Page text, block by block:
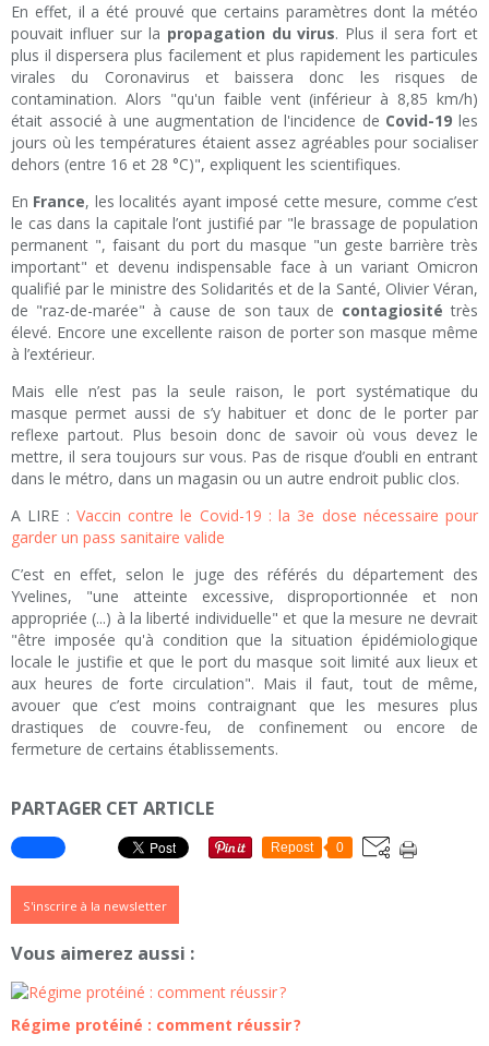
En effet, il a été prouvé que certains paramètres dont la météo
pouvait influer sur la propagation du virus. Plus il sera fort et
plus il dispersera plus facilement et plus rapidement les particules
virales du Coronavirus et baissera donc les risques de
contamination. Alors "qu'un faible vent (inférieur à 8,85 km/h)
était associé à une augmentation de l'incidence de Covid-19 les
jours où les températures étaient assez agréables pour socialiser
dehors (entre 16 et 28 °C)", expliquent les scientifiques.
En France, les localités ayant imposé cette mesure, comme c’est
le cas dans la capitale l’ont justifié par "le brassage de population
permanent ", faisant du port du masque "un geste barrière très
important" et devenu indispensable face à un variant Omicron
qualifié par le ministre des Solidarités et de la Santé, Olivier Véran,
de "raz-de-marée" à cause de son taux de contagiosité très
élevé. Encore une excellente raison de porter son masque même
à l’extérieur.
Mais elle n’est pas la seule raison, le port systématique du
masque permet aussi de s’y habituer et donc de le porter par
reflexe partout. Plus besoin donc de savoir où vous devez le
mettre, il sera toujours sur vous. Pas de risque d’oubli en entrant
dans le métro, dans un magasin ou un autre endroit public clos.
A LIRE : Vaccin contre le Covid-19 : la 3e dose nécessaire pour
garder un pass sanitaire valide
C’est en effet, selon le juge des référés du département des
Yvelines, "une atteinte excessive, disproportionnée et non
appropriée (...) à la liberté individuelle" et que la mesure ne devrait
"être imposée qu'à condition que la situation épidémiologique
locale le justifie et que le port du masque soit limité aux lieux et
aux heures de forte circulation". Mais il faut, tout de même,
avouer que c’est moins contraignant que les mesures plus
drastiques de couvre-feu, de confinement ou encore de
fermeture de certains établissements.
PARTAGER CET ARTICLE
Repost 0
S'inscrire à la newsletter
Vous aimerez aussi :
Régime protéiné : comment réussir ?